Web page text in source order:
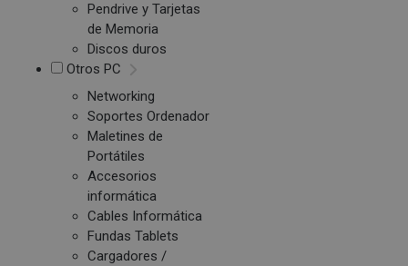
Pendrive y Tarjetas
de Memoria
Discos duros
Otros PC
Networking
Soportes Ordenador
Maletines de
Portátiles
Accesorios
informática
Cables Informática
Fundas Tablets
Cargadores /